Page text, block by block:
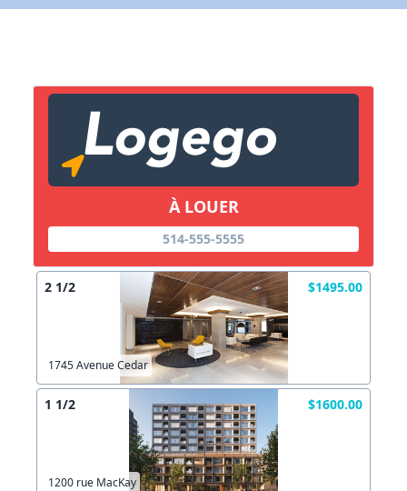
À LOUER
514-555-5555
2 1/2 $1495.00
1745 Avenue Cedar
1 1/2 $1600.00
1200 rue MacKay
X Fermer
Lien vers inscription (sera inclus dans courriel)
Copier lien
X Fermer